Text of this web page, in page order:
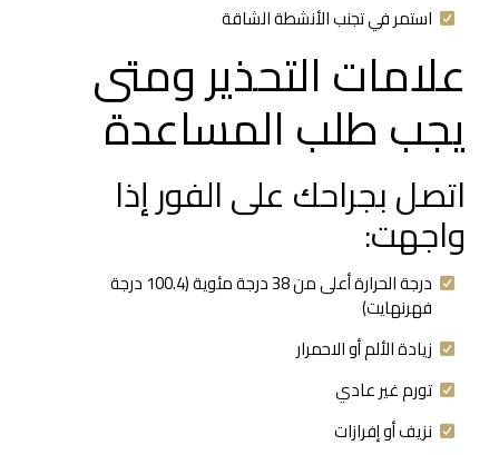
استمر في تجنب الأنشطة الشاقة
علامات التحذير ومتى
يجب طلب المساعدة
اتصل بجراحك على الفور إذا
واجهت:
درجة الحرارة أعلى من 38 درجة مئوية (100.4 درجة
فهرنهايت)
زيادة الألم أو الاحمرار
تورم غير عادي
نزيف أو إفرازات